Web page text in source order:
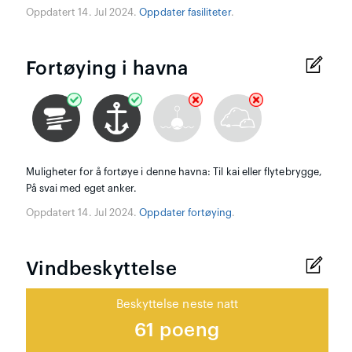
Oppdatert 14. Jul 2024.Oppdater fasiliteter.
Fortøying i havna
Muligheter for å fortøye i denne havna: Til kai eller flytebrygge,
På svai med eget anker.
Oppdatert 14. Jul 2024.Oppdater fortøying.
Vindbeskyttelse
Beskyttelse neste natt
61 poeng